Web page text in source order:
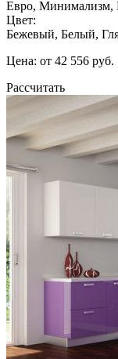
Евро, Минимализм,
Цвет:
Бежевый, Белый,
Цена: от 42 556 руб.
Рассчитать